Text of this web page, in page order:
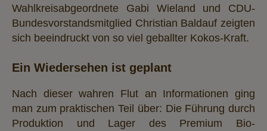
Wahlkreisabgeordnete Gabi Wieland und CDU-
Bundesvorstandsmitglied Christian Baldauf zeigten
sich beeindruckt von so viel geballter Kokos-Kraft.
Ein Wiedersehen ist geplant
Nach dieser wahren Flut an Informationen ging
man zum praktischen Teil über: Die Führung durch
Produktion und Lager des Premium Bio-